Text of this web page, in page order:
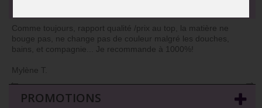
Comme toujours, rapport qualité /prix au top, la matière ne
bouge pas, ne change pas de couleur malgré les douches,
bains, et compagnie... Je recommande à 1000%!
Mylène T.
→
←
PROMOTIONS